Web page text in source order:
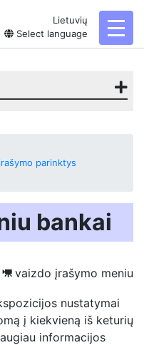
Lietuvių
Select language
parinktys
bankai
1 vaizdo įrašymo meniu
nustatymai
į kiekvieną iš keturių
informacijos